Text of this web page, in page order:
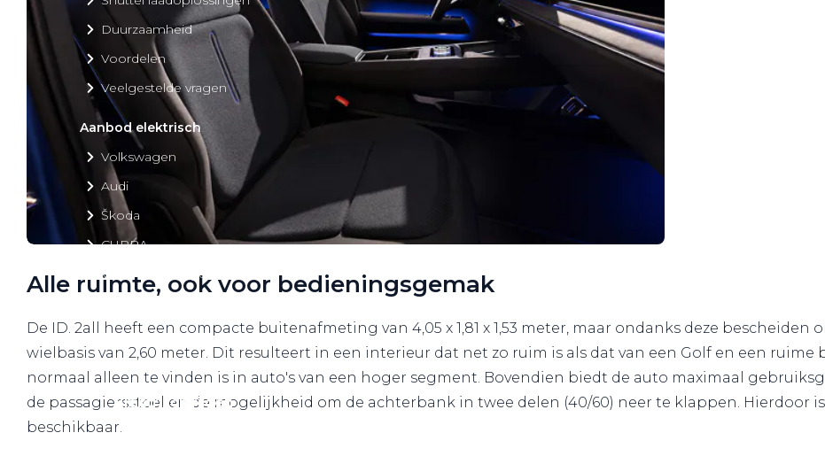
Duurzaamheid
Voordelen
Veelgestelde vragen
Aanbod elektrisch
Volkswagen
Audi
Škoda
CUPRA
VW Bedrijfswagens
Elektrisch rijden
Bekijk ons aanbod
Alle ruimte, ook voor bedieningsgemak
De ID. 2all heeft een compacte buitenafmeting van 4,05 x 1,81 x 1,53 meter, maar ondanks deze
wielbasis van 2,60 meter. Dit resulteert in een interieur dat net zo ruim is als dat van een Golf en een ruime
normaal alleen te vinden is in auto's van een hoger segment. Bovendien biedt de auto maximaal
de passagiersstoel en de mogelijkheid om de achterbank in twee delen (40/60) neer te klappen. Hierdoor
beschikbaar.